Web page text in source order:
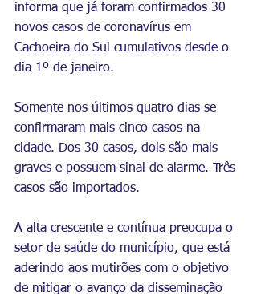
informa que já foram confirmados 30
novos casos de coronavírus em
Cachoeira do Sul cumulativos desde o
dia 1º de janeiro.
Somente nos últimos quatro dias se
confirmaram mais cinco casos na
cidade. Dos 30 casos, dois são mais
graves e possuem sinal de alarme. Três
casos são importados.
A alta crescente e contínua preocupa o
setor de saúde do município, que está
aderindo aos mutirões com o objetivo
de mitigar o avanço da disseminação